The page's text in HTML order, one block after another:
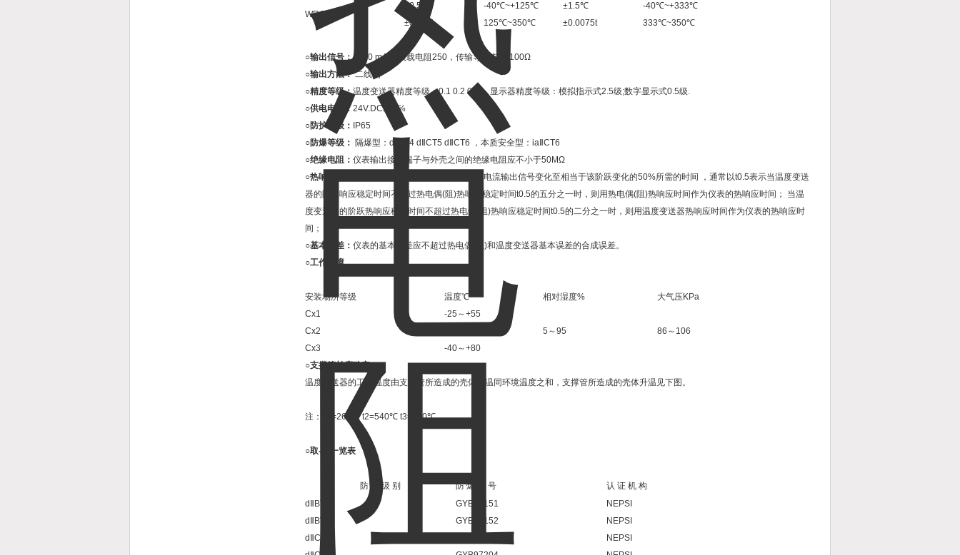
WRCB
±0.5℃ -40℃~+125℃ ±1.5℃
-40℃~+333℃
±0.004t
125℃~350℃ ±0.0075t 333℃~350℃
○输出信号：
4-20 mA ，负载电阻250，传输导线电阻 100Ω
○输出方法：二线制
○精度等级：温度变送器精度等级：0.1 0.2 0.5 ，显示器精度等级：模拟指示式2.5级;数字显示式0.5级.
○供电电源：24V.DC±10℅
○防护等级：
IP65
○防爆等级： 隔爆型：dⅡBT4 dⅡCT5 dⅡCT6 ，本质安全型：iaⅡCT6
○绝缘电阻： 仪表输出接线端子与外壳之间的绝缘电阻应不小于50MΩ
○热响应时间：
当温度出现阶跃变化时，仪表的电流输出信号变化至相当于该阶跃变化的50%所需的时间 ，通常以t0.5表示当温度变送
器的阶跃响应稳定时间不超过热电偶(阻)热响应稳定时间t0.5的五分之一时，则用热电偶(阻)热响应时间作为仪表的热响应时间； 当温
度变送器的阶跃热响应稳定时间不超过热电偶(阻)热响应稳定时间t0.5的二分之一时，则用温度变送器热响应时间作为仪表的热响应时
间；
○基本误差： 仪表的基本误差应不超过热电偶(阻)和温度变送器基本误差的合成误差。
○工作环境
安装场所等级 温度℃ 相对湿度%
大气压KPa
Cx1
-25～+55
5～95
86～106
Cx2
Cx3
-40～+80
○支撑管长度确定
温度变送器的工作温度由支撑管所造成的壳体升温同环境温度之和，支撑管所造成的壳体升温见下图。
注： t1=260℃ t2=540℃ t3=850℃
○取-证一览表
防 爆 级 别 防 爆 证 号
认 证 机 构
dⅡBT4
GYB97151
NEPSI
dⅡBT4
GYB97152
NEPSI
dⅡCT4
NEPSI